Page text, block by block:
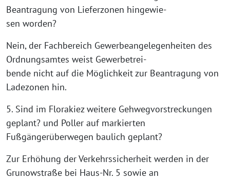
Beantragung von Lieferzonen hingewie-
sen worden?
Nein, der Fachbereich Gewerbeangelegenheiten des
Ordnungsamtes weist Gewerbetrei-
bende nicht auf die Möglichkeit zur Beantragung von
Ladezonen hin.
5. Sind im Florakiez weitere Gehwegvorstreckungen
geplant? und Poller auf markierten
Fußgängerüberwegen baulich geplant?
Zur Erhöhung der Verkehrssicherheit werden in der
Grunowstraße bei Haus-Nr. 5 sowie an